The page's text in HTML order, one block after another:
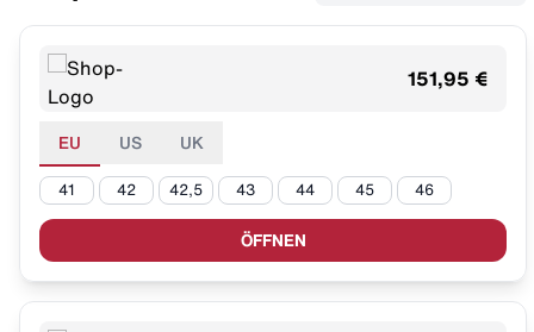
151,95 €
EU US UK
41 42 42,5 43 44 45 46
ÖFFNEN